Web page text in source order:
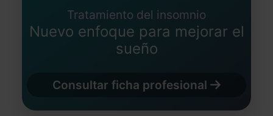
Tratamiento del insomnio
Nuevo enfoque para mejorar el
sueño
Consultar ficha profesional